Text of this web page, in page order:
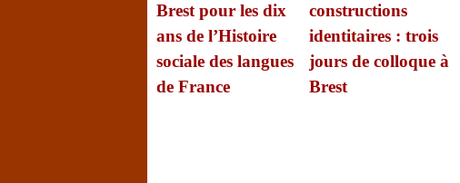
Brest pour les dix
ans de l’Histoire
sociale des langues
de France
constructions
identitaires : trois
jours de colloque à
Brest